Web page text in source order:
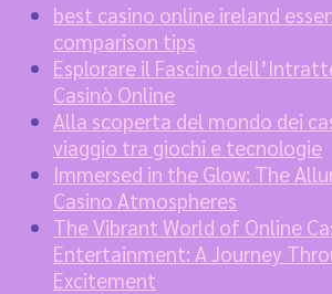
best casino online ireland
comparison tips
Esplorare il Fascino
Casinò Online
Alla scoperta del mondo dei
viaggio tra giochi e tecnologie
Immersed in the Glow: The
Casino Atmospheres
The Vibrant World of Online
Entertainment: A Journey
Excitement